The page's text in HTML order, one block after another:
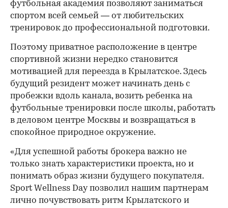
футбольная академия позволяют заниматься
спортом всей семьей — от любительских
тренировок до профессиональной подготовки.
Поэтому приватное расположение в центре
спортивной жизни нередко становится
мотивацией для переезда в Крылатское. Здесь
будущий резидент может начинать день с
пробежки вдоль канала, возить ребенка на
футбольные тренировки после школы, работать
в деловом центре Москвы и возвращаться в
спокойное природное окружение.
«Для успешной работы брокера важно не
только знать характеристики проекта, но и
понимать образ жизни будущего покупателя.
Sport Wellness Day позволил нашим партнерам
лично почувствовать ритм Крылатского и